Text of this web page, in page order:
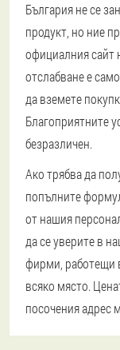
България не се
продукт, но ние
официалния сайт
отслабване е
да вземете
Благоприятните
безразличен.
Ако трябва да
попълните
от нашия
да се уверите в
фирми, работещи
всяко място.
посочения адрес